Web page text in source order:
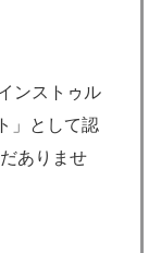
ンストゥル
」として認
ありませ